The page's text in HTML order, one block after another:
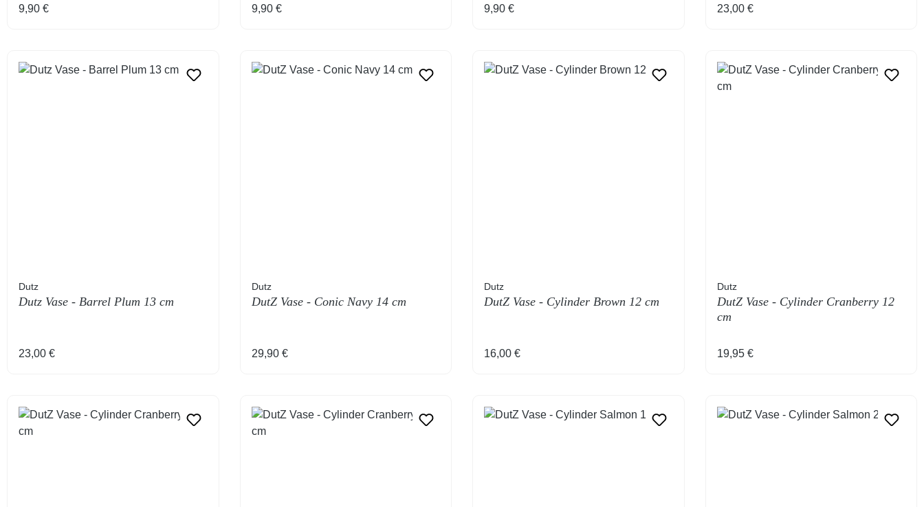
Regulärer Preis:
9,90 € Regulärer Preis:
9,90 € Regulärer Preis:
9,90 € Regulärer Preis:
23,00 €
Dutz
Dutz Vase - Barrel Plum 13 cm
Regulärer Preis:
23,00 €
Dutz
DutZ Vase - Conic Navy 14 cm
Regulärer Preis:
29,90 €
Dutz
DutZ Vase - Cylinder Brown 12 cm
Regulärer Preis:
16,00 €
Dutz
DutZ Vase - Cylinder Cranberry 12
cm
Regulärer Preis:
19,95 €